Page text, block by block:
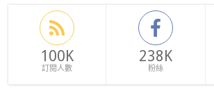
100K
訂閱人數
238K
粉絲